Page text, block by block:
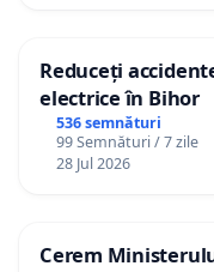
Reduceți
electrice în Bihor
536 semnături
99 Semnături / 7 zile
28 Jul 2026
Cerem